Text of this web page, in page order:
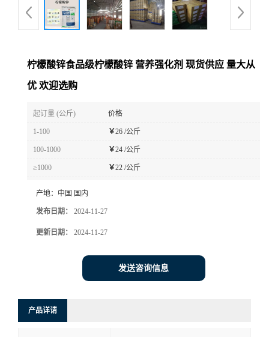
柠檬酸锌食品级柠檬酸锌 营养强化剂 现货供应 量大从
优 欢迎选购
起订量 (公斤) 价格
1-100 ￥26 /公斤
100-1000 ￥24 /公斤
≥1000 ￥22 /公斤
产地： 中国 国内
发布日期： 2024-11-27
更新日期： 2024-11-27
发送咨询信息
产品详请